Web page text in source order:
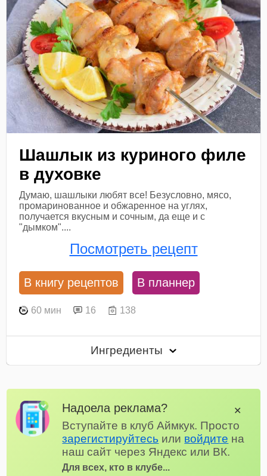
Шашлык из куриного филе
в духовке
Думаю, шашлыки любят все! Безусловно, мясо,
промаринованное и обжаренное на углях,
получается вкусным и сочным, да еще и с
"дымком"....
Посмотреть рецепт
В книгу рецептов В планнер
60 мин 16 138
Ингредиенты
Надоела реклама?
Вступайте в клуб Аймкук. Просто
зарегистируйтесь или войдите на
наш сайт через Яндекс или ВК.
Для всех, кто в клубе...
✕